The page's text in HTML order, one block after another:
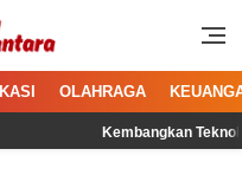
OLAHRAGA
Kembangkan Teknologi